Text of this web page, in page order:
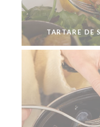
TARTARE DE